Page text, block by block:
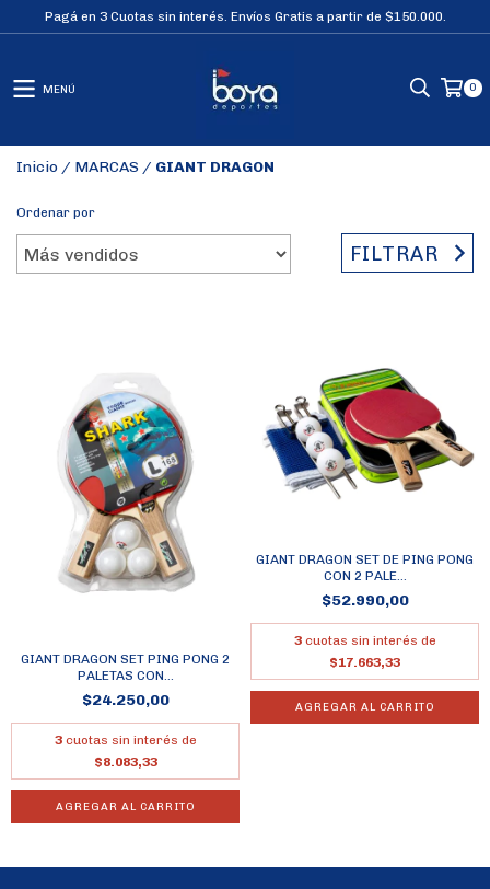
Pagá en 3 Cuotas sin interés. Envíos Gratis a partir de $150.000.
MENÚ 0
Inicio / MARCAS / GIANT DRAGON
Ordenar por
FILTRAR
GIANT DRAGON SET PING PONG 2
PALETAS CON...
$24.250,00
3 cuotas sin interés de
$8.083,33
AGREGAR AL CARRITO
GIANT DRAGON SET DE PING PONG
CON 2 PALE...
$52.990,00
3 cuotas sin interés de
$17.663,33
AGREGAR AL CARRITO